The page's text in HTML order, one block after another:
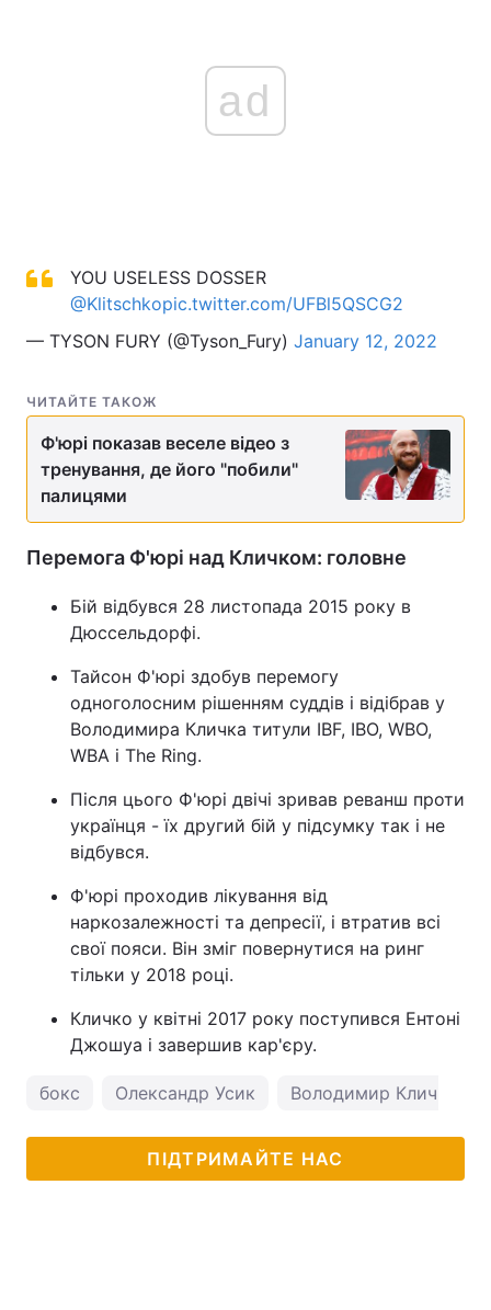
ad
YOU USELESS DOSSER
@Klitschkopic.twitter.com/UFBl5QSCG2
— TYSON FURY (@Tyson_Fury) January 12, 2022
ЧИТАЙТЕ ТАКОЖ
Ф'юрі показав веселе відео з
тренування, де його "побили"
палицями
Перемога Ф'юрі над Кличком: головне
Бій відбувся 28 листопада 2015 року в
Дюссельдорфі.
Тайсон Ф'юрі здобув перемогу
одноголосним рішенням суддів і відібрав у
Володимира Кличка титули IBF, IBO, WBO,
WBA і The Ring.
Після цього Ф'юрі двічі зривав реванш проти
українця - їх другий бій у підсумку так і не
відбувся.
Ф'юрі проходив лікування від
наркозалежності та депресії, і втратив всі
свої пояси. Він зміг повернутися на ринг
тільки у 2018 році.
Кличко у квітні 2017 року поступився Ентоні
Джошуа і завершив кар'єру.
бокс Олександр Усик Володимир Кличко
ПІДТРИМАЙТЕ НАС